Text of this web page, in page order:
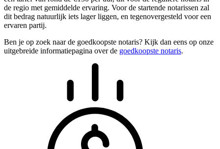
de regio met gemiddelde ervaring. Voor de startende notarissen zal
dit bedrag natuurlijk iets lager liggen, en tegenovergesteld voor een
ervaren partij.
Ben je op zoek naar de goedkoopste notaris? Kijk dan eens op onze
uitgebreide informatiepagina over de goedkoopste notaris.